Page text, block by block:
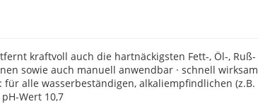
kraftvoll auch die hartnäckigsten Fett-, Öl-, Ruß-
sowie auch manuell anwendbar · schnell wirksam
für alle wasserbeständigen, alkaliempfindlichen (z.B.
Wert 10,7